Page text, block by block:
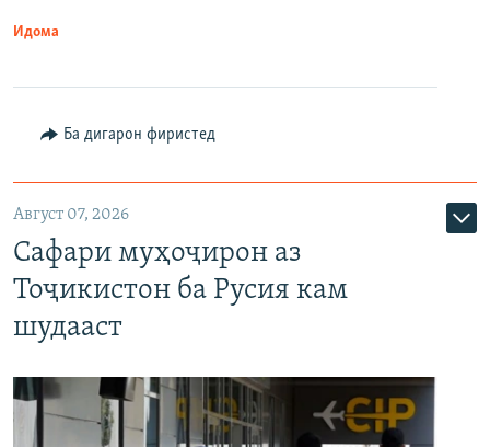
Идома
Ба дигарон фиристед
Август 07, 2026
Сафари муҳоҷирон аз
Тоҷикистон ба Русия кам
шудааст